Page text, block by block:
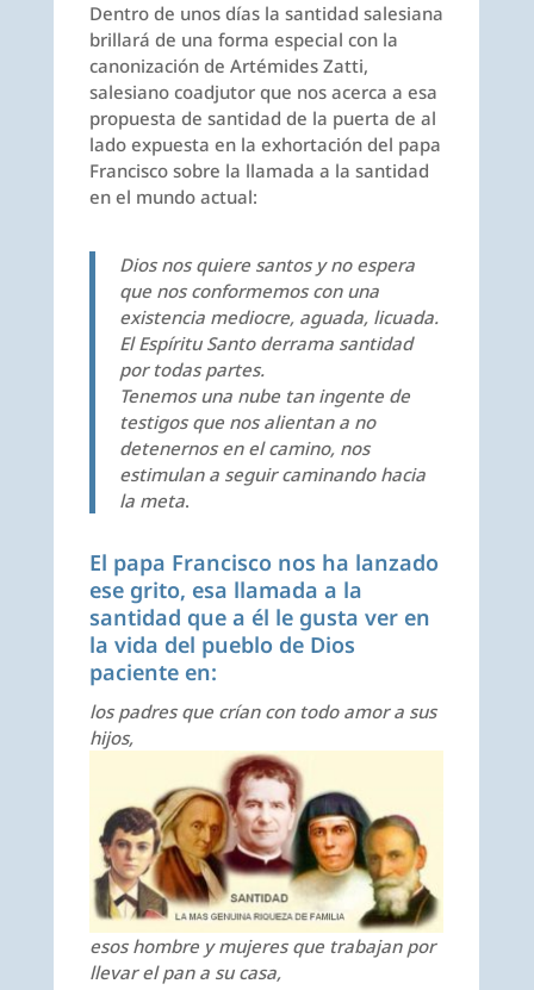
Dentro de unos días la santidad salesiana
brillará de una forma especial con la
canonización de Artémides Zatti,
salesiano coadjutor que nos acerca a esa
propuesta de santidad de la puerta de al
lado expuesta en la exhortación del papa
Francisco sobre la llamada a la santidad
en el mundo actual:
Dios nos quiere santos y no espera
que nos conformemos con una
existencia mediocre, aguada, licuada.
El Espíritu Santo derrama santidad
por todas partes.
Tenemos una nube tan ingente de
testigos que nos alientan a no
detenernos en el camino, nos
estimulan a seguir caminando hacia
la meta.
El papa Francisco nos ha lanzado
ese grito, esa llamada a la
santidad que a él le gusta ver en
la vida del pueblo de Dios
paciente en:
los padres que crían con todo amor a sus
hijos,
esos hombre y mujeres que trabajan por
llevar el pan a su casa,